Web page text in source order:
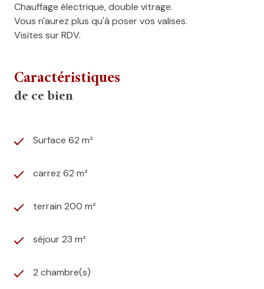
Chauffage électrique, double vitrage.
Vous n'aurez plus qu'à poser vos valises.
Visites sur RDV.
Caractéristiques
de ce bien
Surface 62 m²
carrez 62 m²
terrain 200 m²
séjour 23 m²
2 chambre(s)